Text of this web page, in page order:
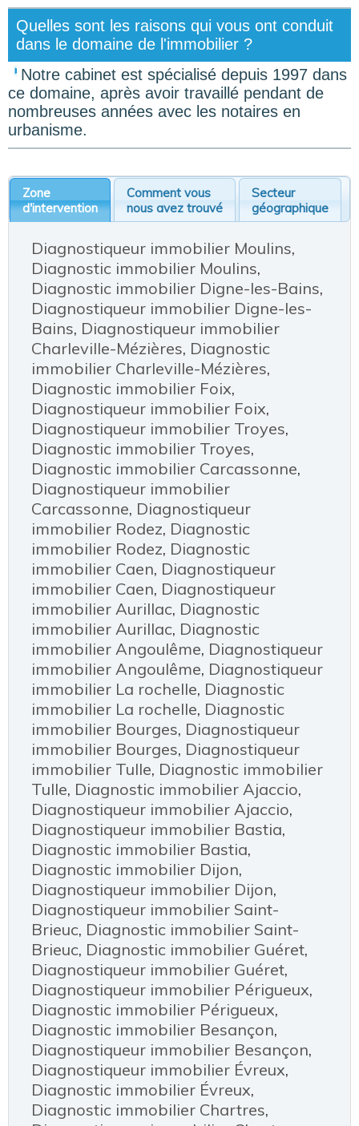
Quelles sont les raisons qui vous ont conduit
dans le domaine de l'immobilier ?
Notre cabinet est spécialisé depuis 1997 dans
ce domaine, après avoir travaillé pendant de
nombreuses années avec les notaires en
urbanisme.
Zone
d'intervention
Comment vous
nous avez trouvé
Secteur
géographique
Diagnostiqueur immobilier Moulins,
Diagnostic immobilier Moulins,
Diagnostic immobilier Digne-les-Bains,
Diagnostiqueur immobilier Digne-les-
Bains, Diagnostiqueur immobilier
Charleville-Mézières, Diagnostic
immobilier Charleville-Mézières,
Diagnostic immobilier Foix,
Diagnostiqueur immobilier Foix,
Diagnostiqueur immobilier Troyes,
Diagnostic immobilier Troyes,
Diagnostic immobilier Carcassonne,
Diagnostiqueur immobilier
Carcassonne, Diagnostiqueur
immobilier Rodez, Diagnostic
immobilier Rodez, Diagnostic
immobilier Caen, Diagnostiqueur
immobilier Caen, Diagnostiqueur
immobilier Aurillac, Diagnostic
immobilier Aurillac, Diagnostic
immobilier Angoulême, Diagnostiqueur
immobilier Angoulême, Diagnostiqueur
immobilier La rochelle, Diagnostic
immobilier La rochelle, Diagnostic
immobilier Bourges, Diagnostiqueur
immobilier Bourges, Diagnostiqueur
immobilier Tulle, Diagnostic immobilier
Tulle, Diagnostic immobilier Ajaccio,
Diagnostiqueur immobilier Ajaccio,
Diagnostiqueur immobilier Bastia,
Diagnostic immobilier Bastia,
Diagnostic immobilier Dijon,
Diagnostiqueur immobilier Dijon,
Diagnostiqueur immobilier Saint-
Brieuc, Diagnostic immobilier Saint-
Brieuc, Diagnostic immobilier Guéret,
Diagnostiqueur immobilier Guéret,
Diagnostiqueur immobilier Périgueux,
Diagnostic immobilier Périgueux,
Diagnostic immobilier Besançon,
Diagnostiqueur immobilier Besançon,
Diagnostiqueur immobilier Évreux,
Diagnostic immobilier Évreux,
Diagnostic immobilier Chartres,